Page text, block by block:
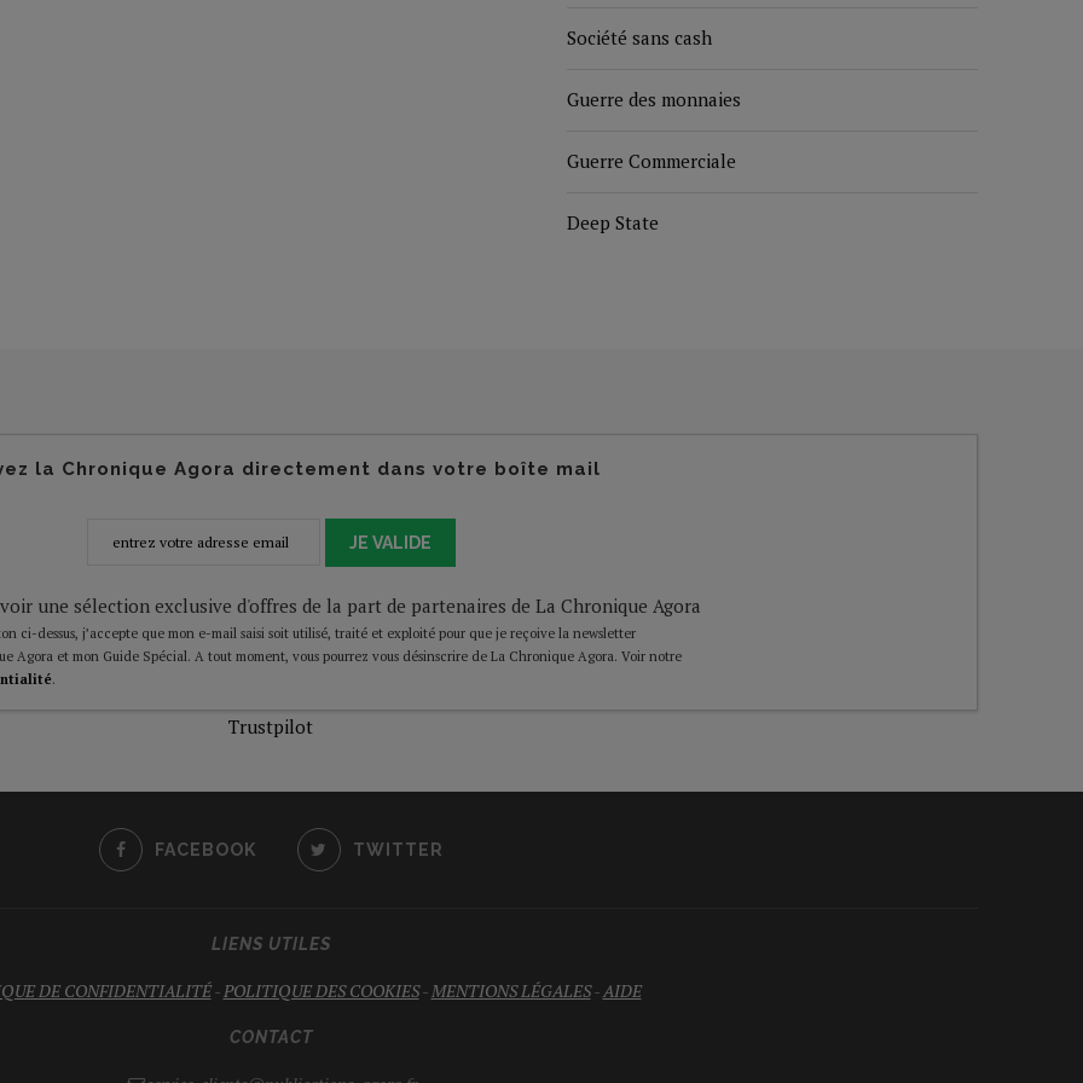
Société sans cash
Guerre des monnaies
Guerre Commerciale
Deep State
la Chronique Agora directement dans votre boîte mail
JE VALIDE
une sélection exclusive d'offres de la part de partenaires de La Chronique Agora
ci-dessus, j’accepte que mon e-mail saisi soit utilisé, traité et exploité pour que je reçoive la newsletter
Agora et mon Guide Spécial. A tout moment, vous pourrez vous désinscrire de La Chronique Agora. Voir notre
.
Trustpilot
FACEBOOK TWITTER
LIENS UTILES
DE CONFIDENTIALITÉ-POLITIQUE DES COOKIES-MENTIONS LÉGALES-AIDE
CONTACT